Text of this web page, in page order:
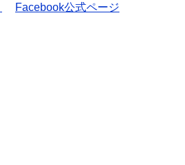
Facebook公式ページ